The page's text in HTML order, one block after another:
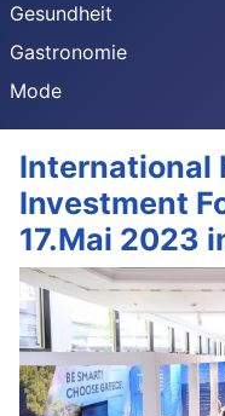
Gesundheit
Gastronomie
Mode
International
Investment
17.Mai 2023